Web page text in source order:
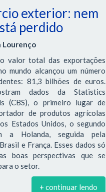
exterior: nem
perdido
Lourenço
valor total das exportações
mundo alcançou um número
81,3 bilhões de euros.
dados da Statistics
(CBS), o primeiro lugar de
de produtos agrícolas
Estados Unidos, o segundo
a Holanda, seguida pela
e França. Esses dados só
boas perspectivas que se
o setor.
+ continuar lendo